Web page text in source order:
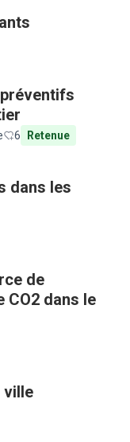
6 Retenue
dans les
de
CO2 dans le
ville